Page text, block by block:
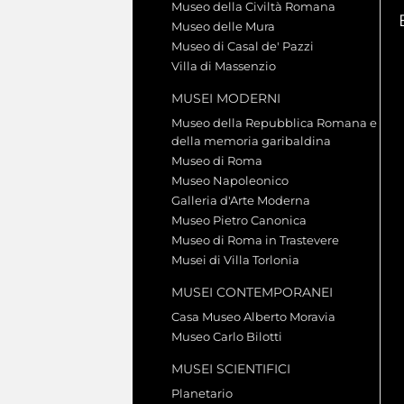
Museo della Civiltà Romana
Museo delle Mura
Museo di Casal de' Pazzi
Villa di Massenzio
MUSEI MODERNI
Museo della Repubblica Romana e
della memoria garibaldina
Museo di Roma
Museo Napoleonico
Galleria d'Arte Moderna
Museo Pietro Canonica
Museo di Roma in Trastevere
Musei di Villa Torlonia
MUSEI CONTEMPORANEI
Casa Museo Alberto Moravia
Museo Carlo Bilotti
MUSEI SCIENTIFICI
Planetario